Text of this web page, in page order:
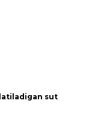
sut